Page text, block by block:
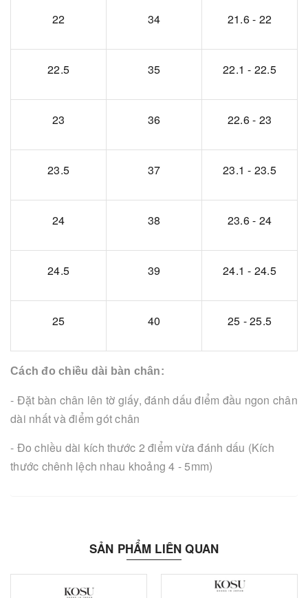
22 34 21.6 - 22
22.5 35 22.1 - 22.5
23 36 22.6 - 23
23.5 37 23.1 - 23.5
24 38 23.6 - 24
24.5 39 24.1 - 24.5
25 40 25 - 25.5
Cách đo chiều dài bàn chân:
- Đặt bàn chân lên tờ giấy, đánh dấu điểm đầu ngon chân
dài nhất và điểm gót chân
- Đo chiều dài kích thước 2 điểm vừa đánh dấu (Kích
thước chênh lệch nhau khoảng 4 - 5mm)
SẢN PHẨM LIÊN QUAN